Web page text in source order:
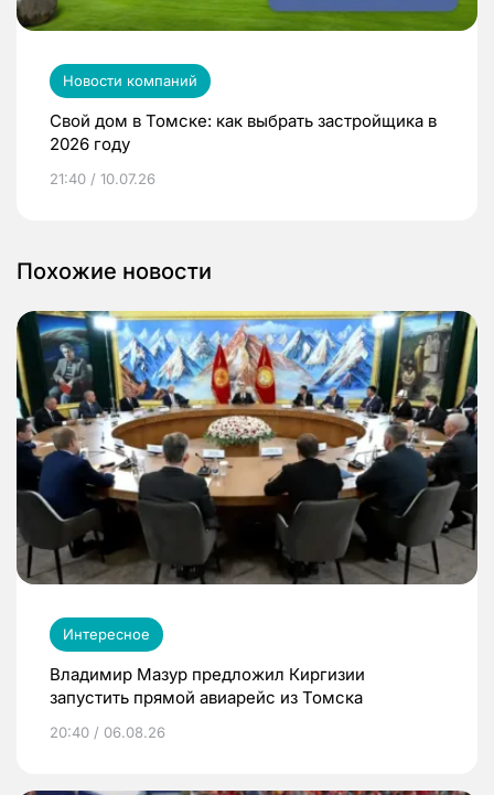
Новости компаний
Свой дом в Томске: как выбрать застройщика в
2026 году
21:40 / 10.07.26
Похожие новости
Интересное
Владимир Мазур предложил Киргизии
запустить прямой авиарейс из Томска
20:40 / 06.08.26